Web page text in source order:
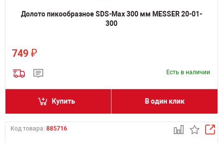
Долото пикообразное SDS-Max 300 мм MESSER 20-01-
300
749 ₽
Есть в наличии
Купить В один клик
Код товара: 885716